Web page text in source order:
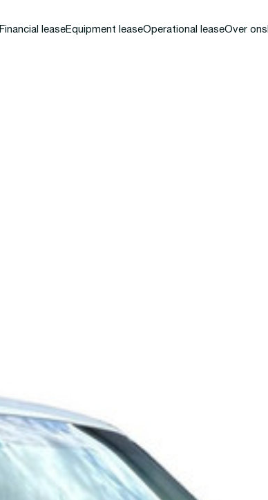
Financial leaseEquipment leaseOperational leaseOver ons